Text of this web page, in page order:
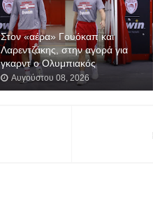
Στον «αέρα» Γουόκαπ και
Λαρεντζάκης, στην αγορά για
γκαρντ ο Ολυμπιακός
Αυγούστου 08, 2026